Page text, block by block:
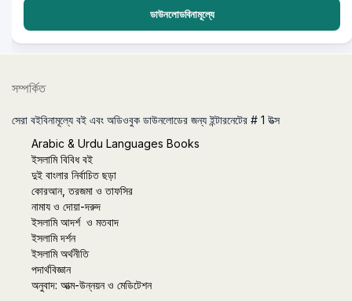
ডাউনলোডবিনামূল্যে
সম্পর্কিত
সেরা বইবিনামূল্যে বই এবং অডিওবুক ডাউনলোডের জন্য ইন্টারনেটের # 1 উত্স
Arabic & Urdu Languages Books
ইসলামি বিবিধ বই
দুই বাংলার নির্বাচিত ছড়া
কোরআন, তরজমা ও তাফসির
নামায ও দোয়া-দরুদ
ইসলামি আদর্শ ও মতবাদ
ইসলামি দর্শন
ইসলামি অর্থনীতি
পদার্থবিজ্ঞান
অনুবাদ: আত্ম-উন্নয়ন ও মেডিটেশন